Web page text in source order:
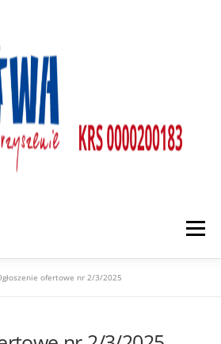
narzędzi
Menu
ofertowe nr 2/3/2025